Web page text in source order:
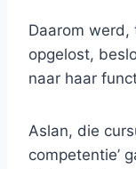
Daarom
opgelost,
naar haar
Aslan, die
competentie’